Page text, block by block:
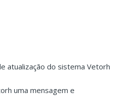
atualização do sistema Vetorh
uma mensagem e